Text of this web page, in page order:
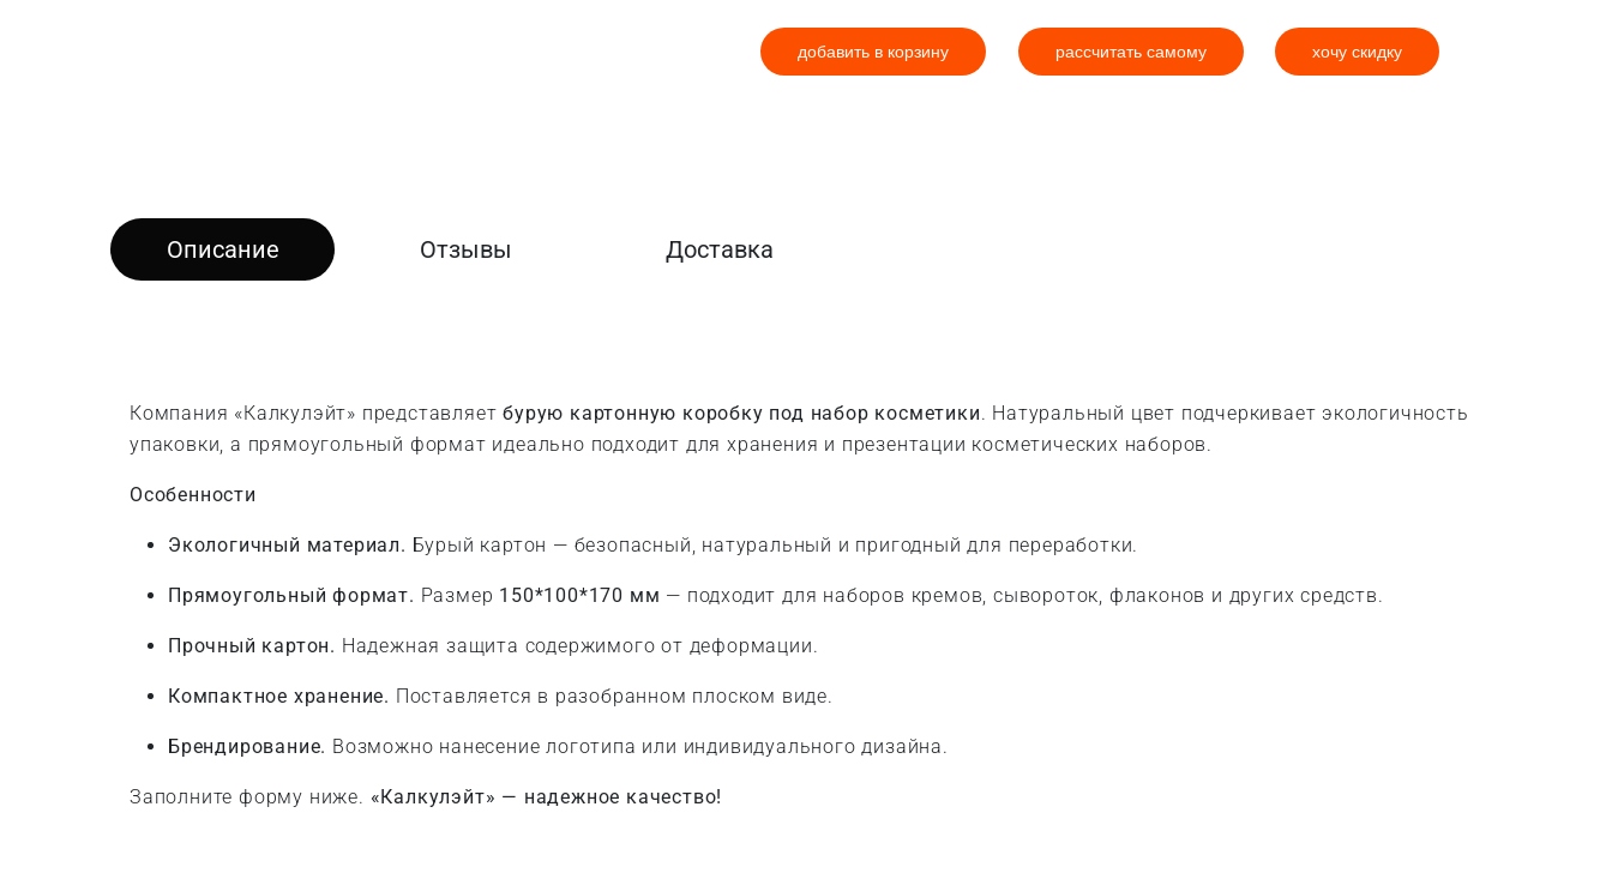
добавить в корзину рассчитать самому хочу скидку
Описание Отзывы Доставка
Компания «Калкулэйт» представляетбурую картонную коробку под набор косметики. Натуральный цвет подчеркивает экологичность
упаковки, а прямоугольный формат идеально подходит для хранения и презентации косметических наборов.
Особенности
Экологичный материал. Бурый картон — безопасный, натуральный и пригодный для переработки.
Прямоугольный формат. Размер 150*100*170 мм — подходит для наборов кремов, сывороток, флаконов и других средств.
Прочный картон. Надежная защита содержимого от деформации.
Компактное хранение. Поставляется в разобранном плоском виде.
Брендирование. Возможно нанесение логотипа или индивидуального дизайна.
Заполните форму ниже. «Калкулэйт» — надежное качество!